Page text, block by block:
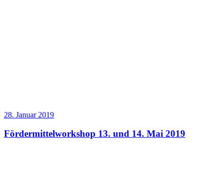
28. Januar 2019
Fördermittelworkshop 13. und 14. Mai 2019